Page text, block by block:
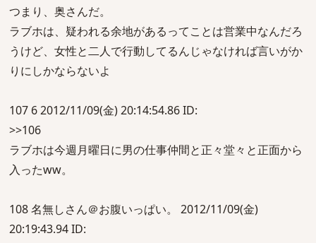
つまり、奥さんだ。
ラブホは、疑われる余地があるってことは営業中なんだろ
うけど、女性と二人で行動してるんじゃなければ言いがか
りにしかならないよ
107 6 2012/11/09(金) 20:14:54.86 ID:
>>106
ラブホは今週月曜日に男の仕事仲間と正々堂々と正面から
入ったww。
108 名無しさん＠お腹いっぱい。 2012/11/09(金)
20:19:43.94 ID: